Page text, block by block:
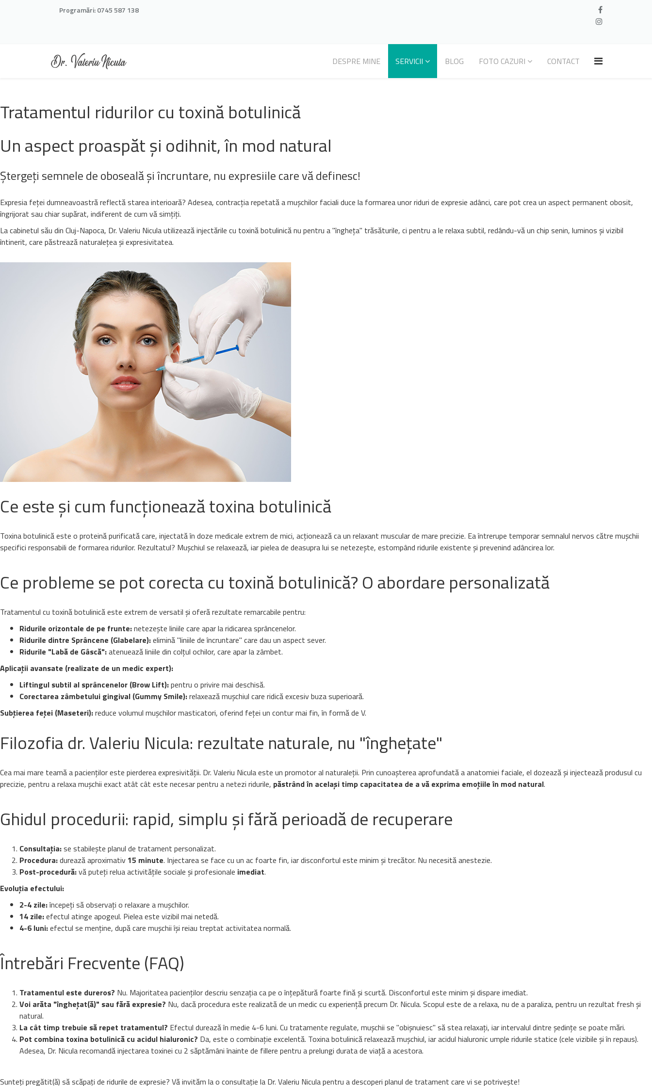
Programări:0745 587 138
DESPRE MINE SERVICII BLOG FOTO CAZURI CONTACT
Tratamentul ridurilor cu toxină botulinică
Un aspect proaspăt și odihnit, în mod natural
Ștergeți semnele de oboseală și încruntare, nu expresiile care vă definesc!
Expresia feței dumneavoastră reflectă starea interioară? Adesea, contracția repetată a mușchilor faciali duce la formarea unor riduri de expresie adânci, care pot crea un aspect permanent obosit,
îngrijorat sau chiar supărat, indiferent de cum vă simțiți.
La cabinetul său din Cluj-Napoca, Dr. Valeriu Nicula utilizează injectările cu toxină botulinică nu pentru a "îngheța" trăsăturile, ci pentru a le relaxa subtil, redându-vă un chip senin, luminos și vizibil
întinerit, care păstrează naturalețea și expresivitatea.
Ce este și cum funcționează toxina botulinică
Toxina botulinică este o proteină purificată care, injectată în doze medicale extrem de mici, acționează ca un relaxant muscular de mare precizie. Ea întrerupe temporar semnalul nervos către mușchii
specifici responsabili de formarea ridurilor. Rezultatul? Mușchiul se relaxează, iar pielea de deasupra lui se netezește, estompând ridurile existente și prevenind adâncirea lor.
Ce probleme se pot corecta cu toxină botulinică? O abordare personalizată
Tratamentul cu toxină botulinică este extrem de versatil și oferă rezultate remarcabile pentru:
Ridurile orizontale de pe frunte:netezește liniile care apar la ridicarea sprâncenelor.
Ridurile dintre Sprâncene (Glabelare):elimină "liniile de încruntare" care dau un aspect sever.
Ridurile "Labă de Gâscă":atenuează liniile din colțul ochilor, care apar la zâmbet.
Aplicații avansate (realizate de un medic expert):
Liftingul subtil al sprâncenelor (Brow Lift):pentru o privire mai deschisă.
Corectarea zâmbetului gingival (Gummy Smile):relaxează mușchiul care ridică excesiv buza superioară.
Subțierea feței (Maseteri):reduce volumul mușchilor masticatori, oferind feței un contur mai fin, în formă de V.
Filozofia dr. Valeriu Nicula: rezultate naturale, nu "înghețate"
Cea mai mare teamă a pacienților este pierderea expresivității. Dr. Valeriu Nicula este un promotor al naturaleții. Prin cunoașterea aprofundată a anatomiei faciale, el dozează și injectează produsul cu
precizie, pentru a relaxa mușchii exact atât cât este necesar pentru a netezi ridurile, păstrând în același timp capacitatea de a vă exprima emoțiile în mod natural.
Ghidul procedurii: rapid, simplu și fără perioadă de recuperare
Consultația:se stabilește planul de tratament personalizat.
Procedura:durează aproximativ 15 minute. Injectarea se face cu un ac foarte fin, iar disconfortul este minim și trecător. Nu necesită anestezie.
Post-procedură:vă puteți relua activitățile sociale și profesionale imediat.
Evoluția efectului:
2-4 zile:începeți să observați o relaxare a mușchilor.
14 zile:efectul atinge apogeul. Pielea este vizibil mai netedă.
4-6 luni:efectul se menține, după care mușchii își reiau treptat activitatea normală.
Întrebări Frecvente (FAQ)
Tratamentul este dureros? Nu. Majoritatea pacienților descriu senzația ca pe o înțepătură foarte fină și scurtă. Disconfortul este minim și dispare imediat.
Voi arăta "înghețat(ă)" sau fără expresie? Nu, dacă procedura este realizată de un medic cu experiență precum Dr. Nicula. Scopul este de a relaxa, nu de a paraliza, pentru un rezultat fresh și
natural.
La cât timp trebuie să repet tratamentul? Efectul durează în medie 4-6 luni. Cu tratamente regulate, mușchii se "obișnuiesc" să stea relaxați, iar intervalul dintre ședințe se poate mări.
Pot combina toxina botulinică cu acidul hialuronic? Da, este o combinație excelentă. Toxina botulinică relaxează mușchiul, iar acidul hialuronic umple ridurile statice (cele vizibile și în repaus).
Adesea, Dr. Nicula recomandă injectarea toxinei cu 2 săptămâni înainte de fillere pentru a prelungi durata de viață a acestora.
Sunteți pregătit(ă) să scăpați de ridurile de expresie? Vă invităm la o consultație la Dr. Valeriu Nicula pentru a descoperi planul de tratament care vi se potrivește!